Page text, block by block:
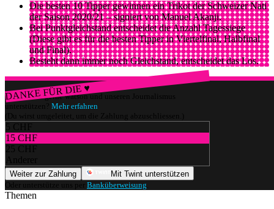
Die besten 10 Tipper gewinnen ein Trikot der Schweizer Nati
der Saison 2020/21 – signiert von Manuel Akanji.
Bei Punktgleichstand entscheidet die Anzahl Tagessiege
(Diese gibt es für die besten Tipper in Viertelfinal, Halbfinal
und Final).
Besteht dann immer noch Gleichstand, entscheidet das Los.
DANKE FÜR DIE ♥
Würdest du gerne watson und unseren Journalismus
unterstützen? Mehr erfahren
(Du wirst umgeleitet, um die Zahlung abzuschliessen.)
5 CHF
15 CHF
25 CHF
Anderer
Weiter zur Zahlung
Mit Twint unterstützen
Oder unterstütze uns per Banküberweisung
Themen